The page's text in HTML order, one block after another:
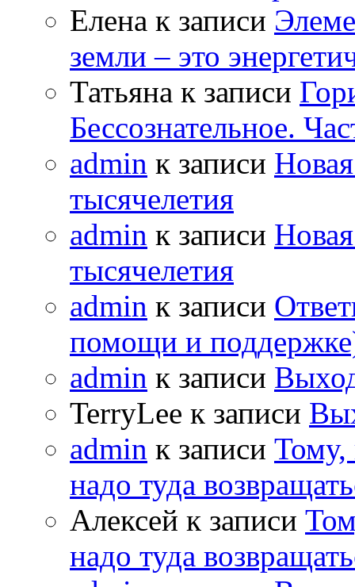
Елена к записи
земли – это
Татьяна к записи
Бессознательное.
admin к записи
тысячелетия
admin к записи
тысячелетия
admin к записи
помощи и
admin к записи
TerryLee к записи
admin к записи Тому,
надо туда
Алексей к записи
надо туда